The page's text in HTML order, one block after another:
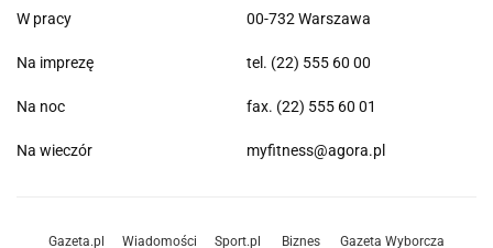
W pracy
Na imprezę
Na noc
Na wieczór
00-732 Warszawa
tel. (22) 555 60 00
fax. (22) 555 60 01
myfitness@agora.pl
Gazeta.pl Wiadomości Sport.pl Biznes Gazeta Wyborcza